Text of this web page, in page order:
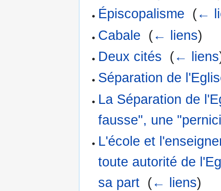
Épiscopalisme (←
Cabale (← liens)
Deux cités (← liens
Séparation de
La Séparation de
fausse", une
L'école et
toute autorité de
sa part (← liens)